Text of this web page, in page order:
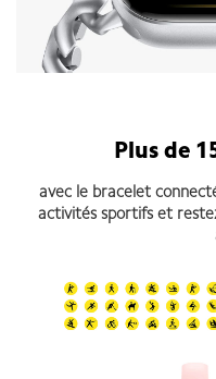
Plus de
avec le bracelet
activités sportifs et